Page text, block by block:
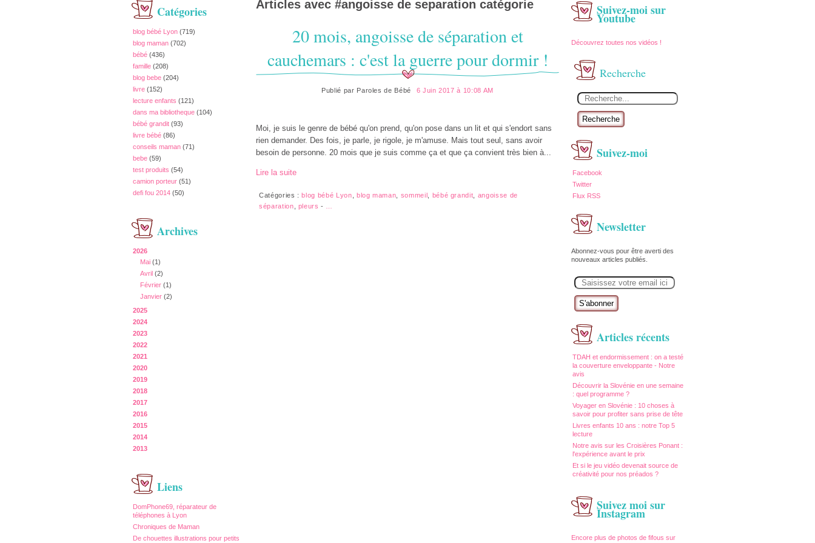
Catégories
blog bébé Lyon (719)
blog maman (702)
bébé (436)
famille (208)
blog bebe (204)
livre (152)
lecture enfants (121)
dans ma bibliotheque (104)
bébé grandit (93)
livre bébé (86)
conseils maman (71)
bebe (59)
test produits (54)
camion porteur (51)
defi fou 2014 (50)
Archives
2026
Mai (1)
Avril (2)
Février (1)
Janvier (2)
2025
2024
2023
2022
2021
2020
2019
2018
2017
2016
2015
2014
2013
Liens
DomPhone69, réparateur de
téléphones à Lyon
Chroniques de Maman
De chouettes illustrations pour petits
Suivez-moi sur
Youtube
Découvrez toutes nos vidéos !
Recherche
Recherche
Suivez-moi
Facebook
Twitter
Flux RSS
Newsletter
Abonnez-vous pour être averti des
nouveaux articles publiés.
m
Articles récents
TDAH et endormissement : on a testé
la couverture enveloppante - Notre
avis
Découvrir la Slovénie en une semaine
: quel programme ?
Voyager en Slovénie : 10 choses à
savoir pour profiter sans prise de tête
Livres enfants 10 ans : notre Top 5
lecture
Notre avis sur les Croisières Ponant :
l'expérience avant le prix
Et si le jeu vidéo devenait source de
créativité pour nos préados ?
Suivez moi sur
Instagram
Encore plus de photos de fifous sur
Articles avec #angoisse de separation catégorie
20 mois, angoisse de séparation et
cauchemars : c'est la guerre pour dormir !
Publié par Paroles de Bébé 6 Juin 2017 à 10:08 AM
Moi, je suis le genre de bébé qu'on prend, qu'on pose dans un lit et qui s'endort sans
rien demander. Des fois, je parle, je rigole, je m'amuse. Mais tout seul, sans avoir
besoin de personne. 20 mois que je suis comme ça et que ça convient très bien à...
Lire la suite
Catégories : blog bébé Lyon blog maman sommeil bébé grandit
angoisse de
séparation
pleurs -